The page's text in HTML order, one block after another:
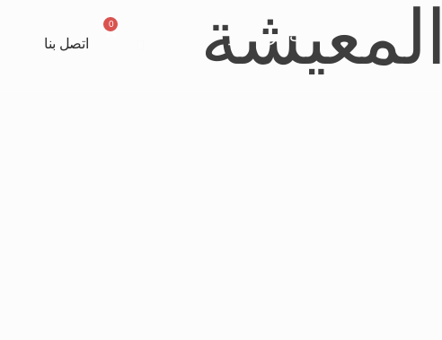
اتصل بنا
0
ركنات ريكلاينر صالونات